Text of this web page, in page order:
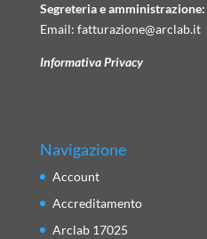
Segreteria e amministrazione:
Email: fatturazione@arclab.it
Informativa Privacy
Navigazione
Account
Accreditamento
Arclab 17025